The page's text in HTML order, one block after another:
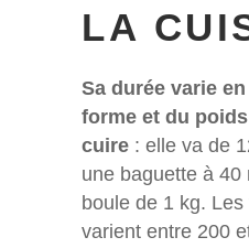
LA
Sa durée varie
forme et du
cuire : elle va de
une baguette à
boule de 1 kg.
varient entre 200